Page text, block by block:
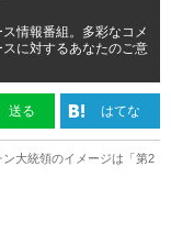
情報番組。多彩なコメ
に対するあなたのご意
送る はてな
大統領のイメージは「第2